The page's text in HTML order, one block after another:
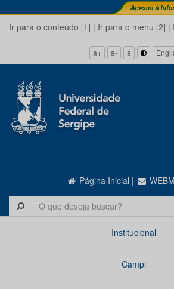
Ir para o conteúdo [1] | Ir para o menu [2] |
a+ a- a
Página Inicial |
Institucional
Campi